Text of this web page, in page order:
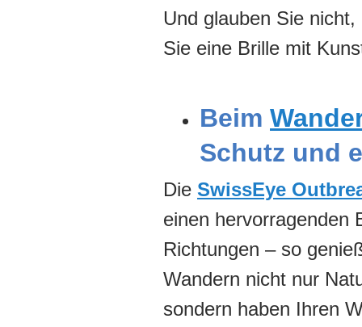
Und glauben Sie
Sie eine Brille mit
Beim
Schutz und
Die SwissEye
einen hervorragenden
Richtungen – so
Wandern nicht nur
sondern haben Ihren